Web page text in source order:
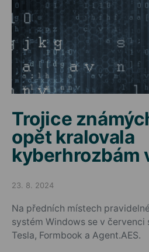
Trojice
opět kralovala
kyberhrozbám
Posted on
23. 8. 2024
Na předních místech
systém Windows se v
Tesla, Formbook a Agent.AES.